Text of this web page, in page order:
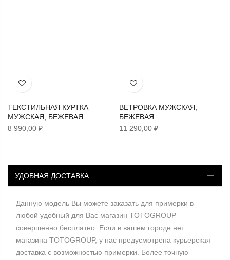
Хочу!
ТЕКСТИЛЬНАЯ КУРТКА
МУЖСКАЯ, БЕЖЕВАЯ
8 990,00 ₽
Хочу!
ВЕТРОВКА МУЖСКАЯ,
БЕЖЕВАЯ
11 290,00 ₽
УДОБНАЯ ДОСТАВКА
Данную модель Вы можете заказать для примерки в
любой удобный для Вас магазин TOTOGROUP
совершенно бесплатно. Если в вашем городе нет
магазина TOTOGROUP, у нас предусмотрена курьерская
доставка с возможностью примерки. Более точную